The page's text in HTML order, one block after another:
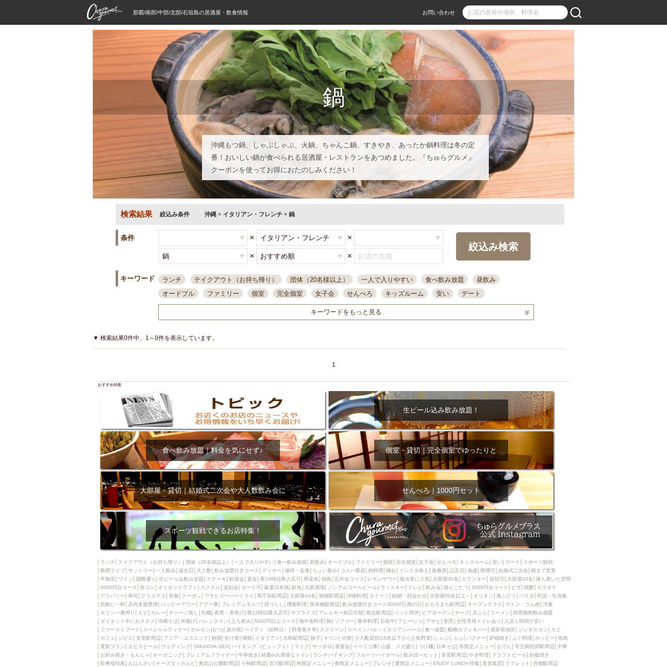
那覇/南部/中部/北部/石垣島の居酒屋・飲食情報 お問い合わせ
鍋
沖縄もつ鍋、しゃぶしゃぶ、火鍋、ちゃんこ鍋、すきやき、あったか鍋料理は冬の定
番！おいしい鍋が食べられる居酒屋・レストランをあつめました。『ちゅらグルメ』
クーポンを使ってお得におたのしみください！
検索結果 絞込み条件 沖縄 × イタリアン・フレンチ × 鍋
条件 × ×
× ×
絞込み検索
キーワード ランチ テイクアウト（お持ち帰り） 団体（20名様以上） 一人で入りやすい 食べ飲み放題
昼飲み
オードブル
ファミリー 個室 完全個室 女子会 せんべろ キッズルーム 安い
デート
一人飲み 誕生日 大人数
接待・会食
ちょい飲み コスパ最高 肉料理 模合 インスタ映え 座敷席 記念日 泡盛
喫煙可
結婚式二次会
夜10時以降入店可
県産魚 焼鳥 忘年会コース レモンサワー 観光客に人気 大部屋30名
カウンター
4000円台コース
デリバリー 寿司 クリスマス 和食
クーポン
アサヒスーパードライ
県庁前駅周辺 旭橋駅周辺 沖縄料理 スイーツ
結納・顔会わせ
大部屋50名以上～
オリオン 海ぶどう 民謡・生演奏 気軽に一杯
店内全面禁煙
ハッピーアワー
アグー豚 プレミアムモルツ 貝づくし 燻製料理
美栄橋駅周辺
飲み放題付きコース3000円
肉の日 おもろまち駅周辺 オープンテラス マトン・ラム肉
洋食
キリン一番搾り
エビ カレー チャージ無し 牡蠣 夜景・景色◎ 夜12時以降入店可
サプライズ
アレルギー対応可能
牧志駅周辺 ペット同伴 ビアガーデン 天ぷら
時間無制飲み放題
ダイエット中におススメ
沖縄そば 串揚げ バレンタイン 立ち飲み 5000円以上コース 地中海料理
鍋
ソファー
激辛料理 石垣牛 アヒージョ アサヒ 割烹 女性専用トイレあり
入店１時間が安い
ファーストフード
スペシャルディナー ホルモン(もつ) 炭火焼 ペイディ（給料日）
野菜巻き串
スクリーン
スペインバル・イタリアンバール 食べ放題 動物カフェ＆バー 屋富祖地区
ジンギスカン
カニ
カフェ ジビエ 安里駅周辺 アジア・エスニック 熱燗 生け簀 獺祭 イタリアン
古島駅周辺
分煙 少人数貸切(15名以下から) しゃぶしゃぶ パクチー 炉端焼き
ふぐ料理
ホッピー
焼肉 電気ブラン エビスビール ウェディング 58KACHA-SEA
バイキング（ビュッフェ）
マイク
サッポロ 昼宴会 イベリコ豚 山盛、メガ盛り つけ麺 日本そば 冬限定メニュー
おでん
市立病院前駅周辺
中華 お好み焼き・もんじゃ オーガニック プレミアムフライデー
牛串焼き
綺麗orお洒落なトイレ
ランチバイキング フルーツハイボール 飲み比べセット 首里駅周辺
やぎ料理
クラフトビール
鉄板焼き 幹事様特典 おばんざい チーズタッカルビ 奥武山公園駅周辺
小禄駅周辺
壺川駅周辺
秋限定メニュー 春限定メニュー フレンチ 夏限定メニュー ENJOY LUNCH 特集
造形集団
ラクレット
赤嶺駅周辺 シードル 那覇空港駅周辺 儀保駅周辺
キーワードをもっと見る
▼ 検索結果0件中、1～0件を表示しています。
1
おすすめ特集
生ビール込み飲み放題！
食べ飲み放題｜料金を気にせず♪ 個室・貸切｜完全個室でゆったりと
大部屋・貸切｜結婚式二次会や大人数飲み会に せんべろ｜1000円セット
スポーツ観戦できるお店特集！
ランチ テイクアウト（お持ち帰り） 団体（20名様以上） 一人で入りやすい 食べ飲み放題 昼飲み オードブル ファミリー 個室 完全個室 女子会 せんべろ キッズルーム 安い デート
スポーツ観戦
島唄ライブ サントリー 一人飲み 誕生日 大人数 飲み放題付きコース ディナー 接待・会食 ちょい飲み コスパ最高 肉料理 模合 インスタ映え 座敷席 記念日 泡盛 喫煙可 結婚式二次会 朝まで営業
半個室
ワイン 国際通り 生ビール込飲み放題 ステーキ 歓迎会 宴会 夜10時以降入店可 県産魚 焼鳥 忘年会コース レモンサワー 観光客に人気 大部屋30名 カウンター 貸切可 大部屋20名
落ち着いた空間
4000円台コース
合コン オリオンドラフト カクテル 送別会 カード可 厳選日本酒 鮮魚 大衆酒場 ノンアルコールビール ウィスキー テレビ 飲み会 掘りごたつ 3000円台コース ピザ 焼酎
カラオケ
デリバリー
寿司 クリスマス 和食 クーポン アサヒスーパードライ 県庁前駅周辺 大部屋40名 旭橋駅周辺 沖縄料理 スイーツ 結納・顔会わせ 大部屋50名以上～ オリオン 海ぶどう パスタ
民謡・生演奏
気軽に一杯
店内全面禁煙 ハッピーアワー アグー豚 プレミアムモルツ 貝づくし 燻製料理 美栄橋駅周辺 飲み放題付きコース3000円 肉の日 おもろまち駅周辺 オープンテラス マトン・ラム肉
洋食
キリン一番搾り
エビ カレー チャージ無し 牡蠣 夜景・景色◎ 夜12時以降入店可 サプライズ アレルギー対応可能 牧志駅周辺 ペット同伴 ビアガーデン チーズ 天ぷら ラーメン
時間無制飲み放題
ダイエット中におススメ
沖縄そば 串揚げ バレンタイン 立ち飲み 5000円以上コース 地中海料理 鍋 ソファー 激辛料理 石垣牛 アヒージョ アサヒ 割烹 女性専用トイレあり
入店１時間が安い
ファーストフード
スペシャルディナー ホルモン(もつ) 炭火焼 ペイディ（給料日） 野菜巻き串 スクリーン スペインバル・イタリアンバール 食べ放題 動物カフェ＆バー 屋富祖地区 ジンギスカン
カニ
カフェ
ジビエ 安里駅周辺 アジア・エスニック 熱燗 生け簀 獺祭 イタリアン 古島駅周辺 餃子 キリン 分煙 少人数貸切(15名以下から) 島野菜 しゃぶしゃぶ パクチー 炉端焼き ふぐ料理 ホッピー
焼肉
電気ブラン
エビスビール ウェディング 58KACHA-SEA バイキング（ビュッフェ） マイク サッポロ 昼宴会 イベリコ豚 山盛、メガ盛り つけ麺 日本そば 冬限定メニュー おでん 市立病院前駅周辺
中華
お好み焼き・もんじゃ
オーガニック プレミアムフライデー 牛串焼き 綺麗orお洒落なトイレ ランチバイキング フルーツハイボール 飲み比べセット 首里駅周辺 やぎ料理 クラフトビール 鉄板焼き
幹事様特典
おばんざい チーズタッカルビ 奥武山公園駅周辺 小禄駅周辺 壺川駅周辺 秋限定メニュー 春限定メニュー フレンチ 夏限定メニュー ENJOY LUNCH 特集 造形集団 ラクレット 赤嶺駅周辺